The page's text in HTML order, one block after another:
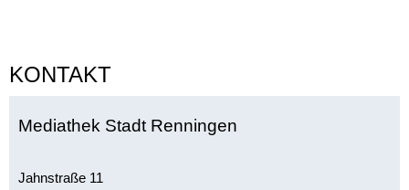
KONTAKT
Mediathek Stadt Renningen
Jahnstraße 11